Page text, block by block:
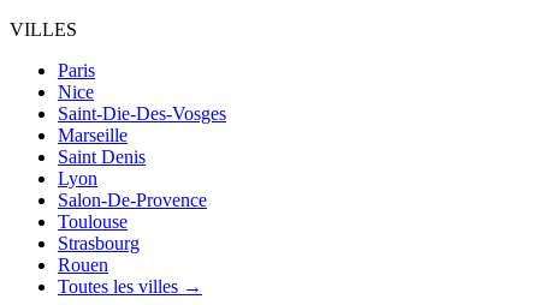
VILLES
Paris
Nice
Saint-Die-Des-Vosges
Marseille
Saint Denis
Lyon
Salon-De-Provence
Toulouse
Strasbourg
Rouen
Toutes les villes →